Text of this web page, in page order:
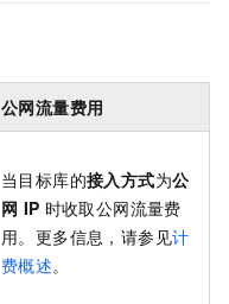
公网流量费用
当目标库的接入方式为公
网 IP 时收取公网流量费
用。更多信息，请参见计
费概述。